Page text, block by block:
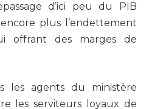
d’ici peu du PIB
plus l’endettement
offrant des marges de
les agents du ministère
les serviteurs loyaux de